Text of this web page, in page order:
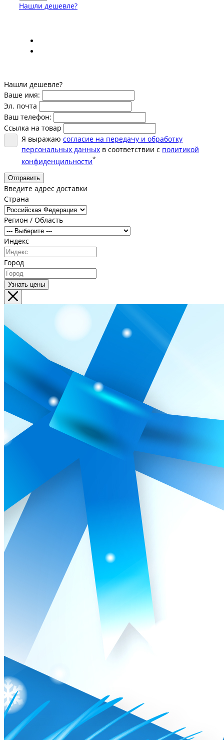
Нашли дешевле?
Нашли дешевле?
Ваше имя:
Эл. почта
Ваш телефон:
Ссылка на товар
Я выражаю согласие на передачу и обработку
персональных данных в соответствии с политикой
конфиденцильности*
Отправить
Введите адрес доставки
Страна
Регион / Область
Индекс
Город
Узнать цены